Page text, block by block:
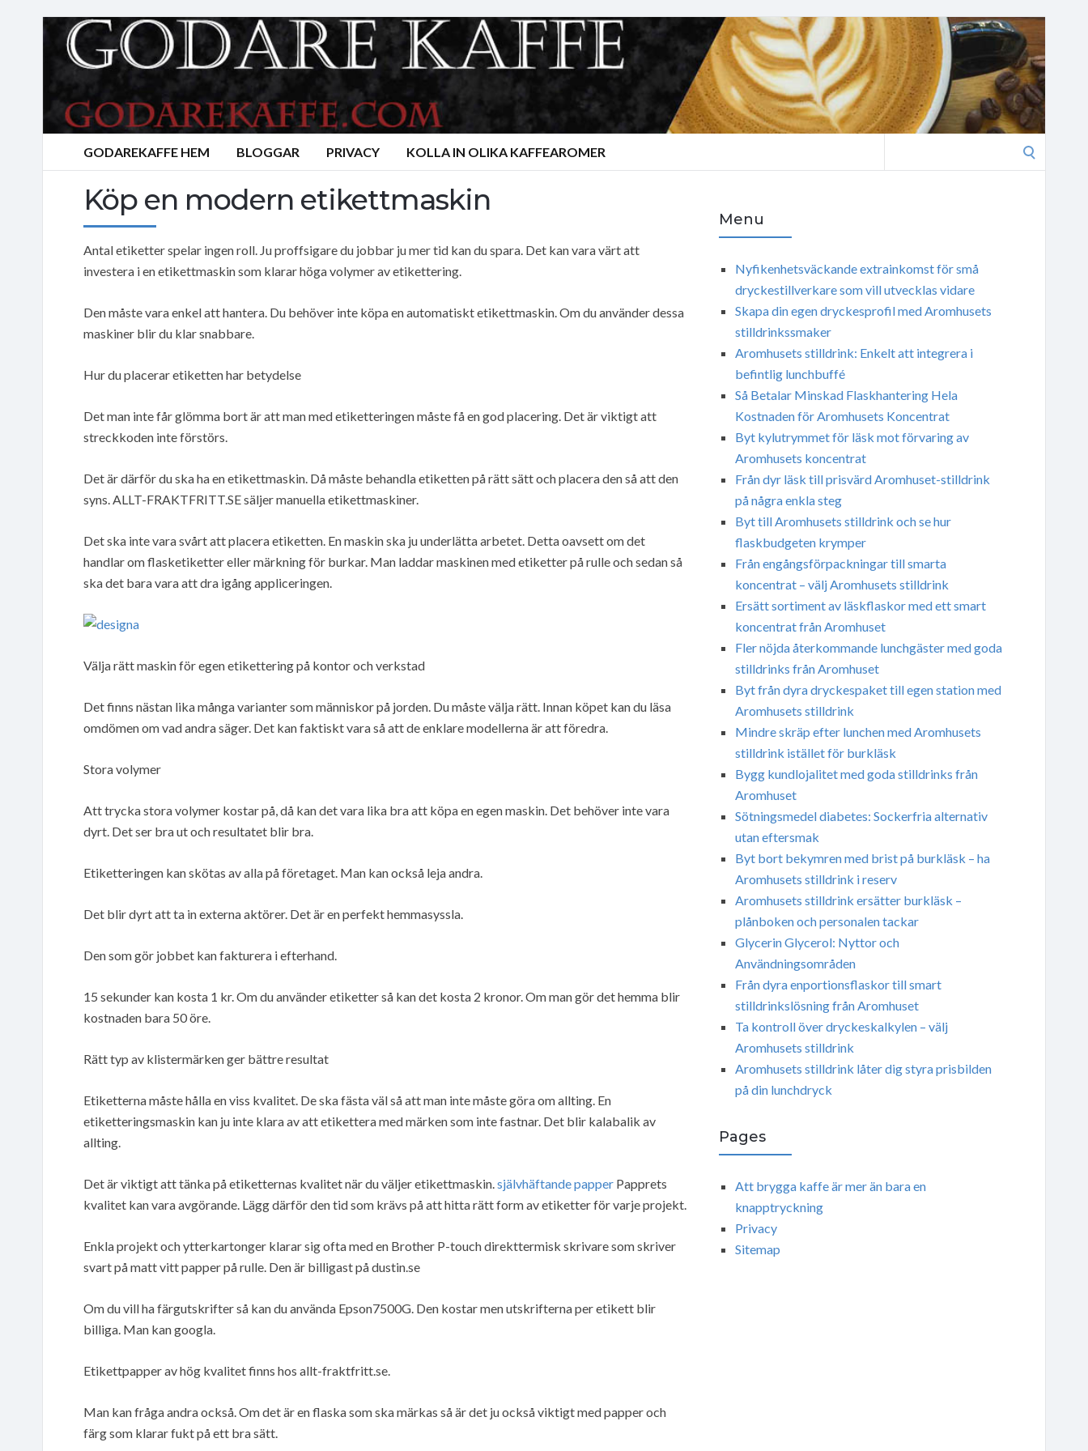
GODAREKAFFE HEM BLOGGAR PRIVACY KOLLA IN OLIKA KAFFEAROMER
Köp en modern etikettmaskin
Antal etiketter spelar ingen roll. Ju proffsigare du jobbar ju mer tid kan du spara. Det kan vara värt att
investera i en etikettmaskin som klarar höga volymer av etikettering.
Den måste vara enkel att hantera. Du behöver inte köpa en automatiskt etikettmaskin. Om du använder dessa
maskiner blir du klar snabbare.
Hur du placerar etiketten har betydelse
Det man inte får glömma bort är att man med etiketteringen måste få en god placering. Det är viktigt att
streckkoden inte förstörs.
Det är därför du ska ha en etikettmaskin. Då måste behandla etiketten på rätt sätt och placera den så att den
syns. ALLT-FRAKTFRITT.SE säljer manuella etikettmaskiner.
Det ska inte vara svårt att placera etiketten. En maskin ska ju underlätta arbetet. Detta oavsett om det
handlar om flasketiketter eller märkning för burkar. Man laddar maskinen med etiketter på rulle och sedan så
ska det bara vara att dra igång appliceringen.
Välja rätt maskin för egen etikettering på kontor och verkstad
Det finns nästan lika många varianter som människor på jorden. Du måste välja rätt. Innan köpet kan du läsa
omdömen om vad andra säger. Det kan faktiskt vara så att de enklare modellerna är att föredra.
Stora volymer
Att trycka stora volymer kostar på, då kan det vara lika bra att köpa en egen maskin. Det behöver inte vara
dyrt. Det ser bra ut och resultatet blir bra.
Etiketteringen kan skötas av alla på företaget. Man kan också leja andra.
Det blir dyrt att ta in externa aktörer. Det är en perfekt hemmasyssla.
Den som gör jobbet kan fakturera i efterhand.
15 sekunder kan kosta 1 kr. Om du använder etiketter så kan det kosta 2 kronor. Om man gör det hemma blir
kostnaden bara 50 öre.
Rätt typ av klistermärken ger bättre resultat
Etiketterna måste hålla en viss kvalitet. De ska fästa väl så att man inte måste göra om allting. En
etiketteringsmaskin kan ju inte klara av att etikettera med märken som inte fastnar. Det blir kalabalik av
allting.
Det är viktigt att tänka på etiketternas kvalitet när du väljer etikettmaskin.självhäftande papper Papprets
kvalitet kan vara avgörande. Lägg därför den tid som krävs på att hitta rätt form av etiketter för varje projekt.
Enkla projekt och ytterkartonger klarar sig ofta med en Brother P-touch direkttermisk skrivare som skriver
svart på matt vitt papper på rulle. Den är billigast på dustin.se
Om du vill ha färgutskrifter så kan du använda Epson7500G. Den kostar men utskrifterna per etikett blir
billiga. Man kan googla.
Etikettpapper av hög kvalitet finns hos allt-fraktfritt.se.
Man kan fråga andra också. Om det är en flaska som ska märkas så är det ju också viktigt med papper och
färg som klarar fukt på ett bra sätt.
Menu
Nyfikenhetsväckande extrainkomst för små
dryckestillverkare som vill utvecklas vidare
Skapa din egen dryckesprofil med Aromhusets
stilldrinkssmaker
Aromhusets stilldrink: Enkelt att integrera i
befintlig lunchbuffé
Så Betalar Minskad Flaskhantering Hela
Kostnaden för Aromhusets Koncentrat
Byt kylutrymmet för läsk mot förvaring av
Aromhusets koncentrat
Från dyr läsk till prisvärd Aromhuset-stilldrink
på några enkla steg
Byt till Aromhusets stilldrink och se hur
flaskbudgeten krymper
Från engångsförpackningar till smarta
koncentrat – välj Aromhusets stilldrink
Ersätt sortiment av läskflaskor med ett smart
koncentrat från Aromhuset
Fler nöjda återkommande lunchgäster med goda
stilldrinks från Aromhuset
Byt från dyra dryckespaket till egen station med
Aromhusets stilldrink
Mindre skräp efter lunchen med Aromhusets
stilldrink istället för burkläsk
Bygg kundlojalitet med goda stilldrinks från
Aromhuset
Sötningsmedel diabetes: Sockerfria alternativ
utan eftersmak
Byt bort bekymren med brist på burkläsk – ha
Aromhusets stilldrink i reserv
Aromhusets stilldrink ersätter burkläsk –
plånboken och personalen tackar
Glycerin Glycerol: Nyttor och
Användningsområden
Från dyra enportionsflaskor till smart
stilldrinkslösning från Aromhuset
Ta kontroll över dryckeskalkylen – välj
Aromhusets stilldrink
Aromhusets stilldrink låter dig styra prisbilden
på din lunchdryck
Pages
Att brygga kaffe är mer än bara en
knapptryckning
Privacy
Sitemap